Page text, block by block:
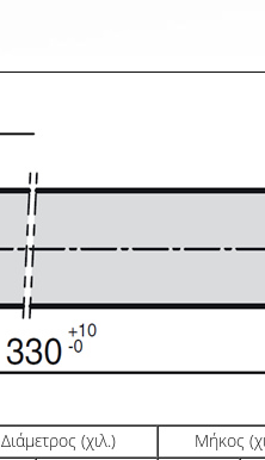
Διάμετρος (χιλ.)
Μήκος